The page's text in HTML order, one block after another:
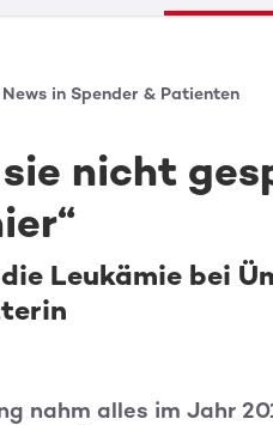
in Spender & Patienten
sie nicht
Leukämie bei
nahm alles im Jahr